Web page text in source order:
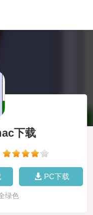
下载
PC下载
绿色